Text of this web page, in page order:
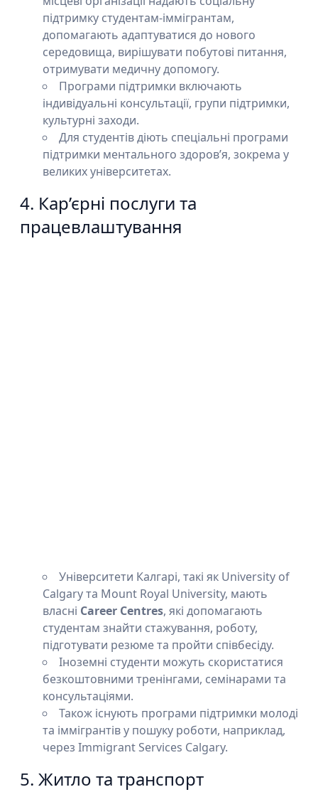
підтримку студентам-іммігрантам,
допомагають адаптуватися до нового
середовища, вирішувати побутові питання,
отримувати медичну допомогу.
Програми підтримки включають
індивідуальні консультації, групи підтримки,
культурні заходи.
Для студентів діють спеціальні програми
підтримки ментального здоров’я, зокрема у
великих університетах.
4. Кар’єрні послуги та
працевлаштування
Університети Калгарі, такі як University of
Calgary та Mount Royal University, мають
власні Career Centres, які допомагають
студентам знайти стажування, роботу,
підготувати резюме та пройти співбесіду.
Іноземні студенти можуть скористатися
безкоштовними тренінгами, семінарами та
консультаціями.
Також існують програми підтримки молоді
та іммігрантів у пошуку роботи, наприклад,
через Immigrant Services Calgary.
5. Житло та транспорт